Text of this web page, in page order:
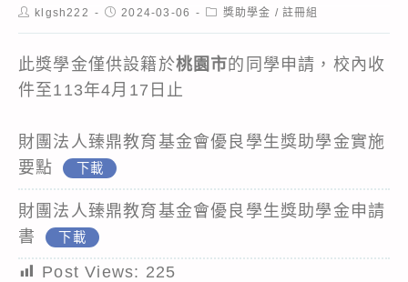
Postklgsh222
Post2024-03-06
Post獎助學金 / 註冊組
此獎學金僅供設籍於桃園市的同學申請，校內收
件至113年4月17日止
財團法人臻鼎教育基金會優良學生獎助學金實施
要點
下載
財團法人臻鼎教育基金會優良學生獎助學金申請
書
下載
Post Views: 225